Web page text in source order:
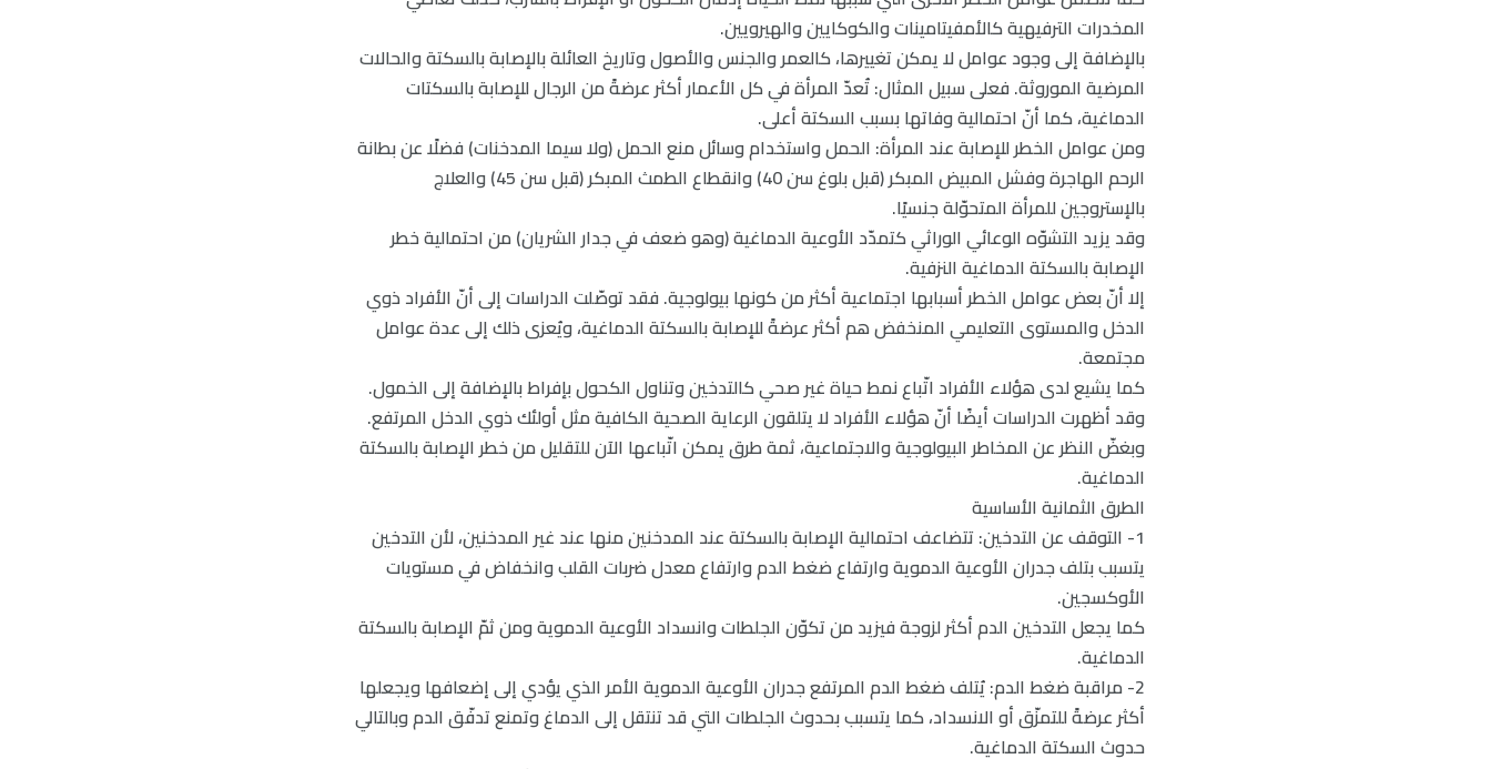
المخدرات الترفيهية كالأمفيتامينات والكوكايين والهيرويين.
بالإضافة إلى وجود عوامل لا يمكن تغييرها، كالعمر والجنس والأصول وتاريخ العائلة بالإصابة بالسكتة والحالات
المرضية الموروثة. فعلى سبيل المثال: تُعدّ المرأة في كل الأعمار أكثر عرضةً من الرجال للإصابة بالسكتات
الدماغية، كما أنّ احتمالية وفاتها بسبب السكتة أعلى.
ومن عوامل الخطر للإصابة عند المرأة: الحمل واستخدام وسائل منع الحمل (ولا سيما المدخنات) فضلًا عن بطانة
الرحم الهاجرة وفشل المبيض المبكر (قبل بلوغ سن 40) وانقطاع الطمث المبكر (قبل سن 45) والعلاج
بالإستروجين للمرأة المتحوّلة جنسيًا.
وقد يزيد التشوّه الوعائي الوراثي كتمدّد الأوعية الدماغية (وهو ضعف في جدار الشريان) من احتمالية خطر
الإصابة بالسكتة الدماغية النزفية.
إلا أنّ بعض عوامل الخطر أسبابها اجتماعية أكثر من كونها بيولوجية. فقد توصّلت الدراسات إلى أنّ الأفراد ذوي
الدخل والمستوى التعليمي المنخفض هم أكثر عرضةً للإصابة بالسكتة الدماغية، ويُعزى ذلك إلى عدة عوامل
مجتمعة.
كما يشيع لدى هؤلاء الأفراد اتّباع نمط حياة غير صحي كالتدخين وتناول الكحول بإفراط بالإضافة إلى الخمول.
وقد أظهرت الدراسات أيضًا أنّ هؤلاء الأفراد لا يتلقون الرعاية الصحية الكافية مثل أولئك ذوي الدخل المرتفع.
وبغضّ النظر عن المخاطر البيولوجية والاجتماعية، ثمة طرق يمكن اتّباعها الآن للتقليل من خطر الإصابة بالسكتة
الدماغية.
الطرق الثمانية الأساسية
1- التوقف عن التدخين: تتضاعف احتمالية الإصابة بالسكتة عند المدخنين منها عند غير المدخنين، لأن التدخين
يتسبب بتلف جدران الأوعية الدموية وارتفاع ضغط الدم وارتفاع معدل ضربات القلب وانخفاض في مستويات
الأوكسجين.
كما يجعل التدخين الدم أكثر لزوجة فيزيد من تكوّن الجلطات وانسداد الأوعية الدموية ومن ثمّ الإصابة بالسكتة
الدماغية.
2- مراقبة ضغط الدم: يُتلف ضغط الدم المرتفع جدران الأوعية الدموية الأمر الذي يؤدي إلى إضعافها ويجعلها
أكثر عرضةً للتمزّق أو الانسداد، كما يتسبب بحدوث الجلطات التي قد تنتقل إلى الدماغ وتمنع تدفّق الدم وبالتالي
حدوث السكتة الدماغية.